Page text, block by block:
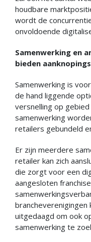
houdbare
wordt de
onvoldoende
Samenwerking en
bieden
Samenwerking is
de hand liggende
versnelling op
samenwerking
retailers gebundeld
Er zijn meerdere
retailer kan zich
die zorgt voor een
aangesloten
uitgedaagd om ook
samenwerking te